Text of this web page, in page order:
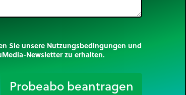
Sie unsere Nutzungsbedingungen und
Newsletter zu erhalten.
Probeabo beantragen